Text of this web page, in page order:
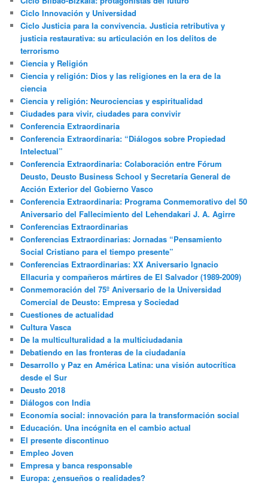
Ciclo Innovación y Universidad
Ciclo Justicia para la convivencia. Justicia retributiva y
justicia restaurativa: su articulación en los delitos de
terrorismo
Ciencia y Religión
Ciencia y religión: Dios y las religiones en la era de la
ciencia
Ciencia y religión: Neurociencias y espiritualidad
Ciudades para vivir, ciudades para convivir
Conferencia Extraordinaria
Conferencia Extraordinaria: “Diálogos sobre Propiedad
Intelectual”
Conferencia Extraordinaria: Colaboración entre Fórum
Deusto, Deusto Business School y Secretaría General de
Acción Exterior del Gobierno Vasco
Conferencia Extraordinaria: Programa Conmemorativo del 50
Aniversario del Fallecimiento del Lehendakari J. A. Agirre
Conferencias Extraordinarias
Conferencias Extraordinarias: Jornadas “Pensamiento
Social Cristiano para el tiempo presente”
Conferencias Extraordinarias: XX Aniversario Ignacio
Ellacuria y compañeros mártires de El Salvador (1989-2009)
Conmemoración del 75º Aniversario de la Universidad
Comercial de Deusto: Empresa y Sociedad
Cuestiones de actualidad
Cultura Vasca
De la multiculturalidad a la multiciudadania
Debatiendo en las fronteras de la ciudadanía
Desarrollo y Paz en América Latina: una visión autocrítica
desde el Sur
Deusto 2018
Diálogos con India
Economía social: innovación para la transformación social
Educación. Una incógnita en el cambio actual
El presente discontinuo
Empleo Joven
Empresa y banca responsable
Europa: ¿ensueños o realidades?